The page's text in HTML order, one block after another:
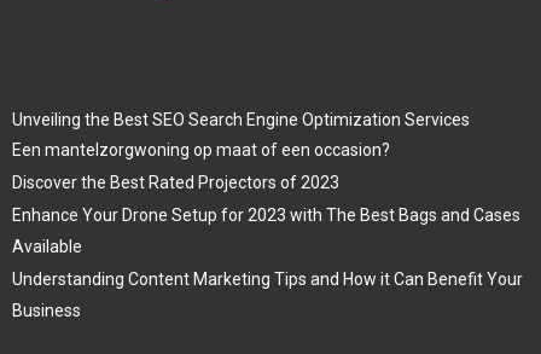
Unveiling the Best SEO Search Engine Optimization Services
Een mantelzorgwoning op maat of een occasion?
Discover the Best Rated Projectors of 2023
Enhance Your Drone Setup for 2023 with The Best Bags and Cases
Available
Understanding Content Marketing Tips and How it Can Benefit Your
Business